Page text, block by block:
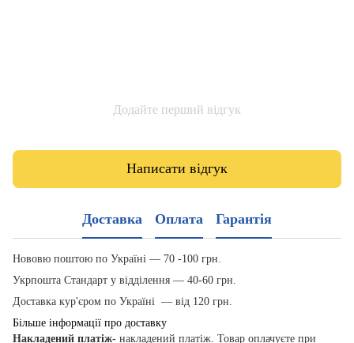
Додайте перший відгук
Написати відгук
Доставка Оплата Гарантія
Нововю поштою по Україні — 70 -100 грн.
Укрпошта Стандарт у відділення — 40-60 грн.
Доставка кур'єром по Україні — від 120 грн.
Більше інформації про доставку
Накладений платіж- накладений платіж. Товар оплачуєте при